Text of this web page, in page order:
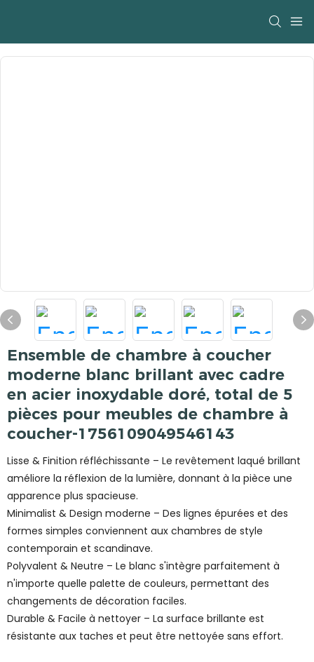
Ensemble de chambre à coucher
moderne blanc brillant avec cadre
en acier inoxydable doré, total de 5
pièces pour meubles de chambre à
coucher-1756109049546143
Lisse & Finition réfléchissante – Le revêtement laqué brillant
améliore la réflexion de la lumière, donnant à la pièce une
apparence plus spacieuse.
Minimalist & Design moderne – Des lignes épurées et des
formes simples conviennent aux chambres de style
contemporain et scandinave.
Polyvalent & Neutre – Le blanc s'intègre parfaitement à
n'importe quelle palette de couleurs, permettant des
changements de décoration faciles.
Durable & Facile à nettoyer – La surface brillante est
résistante aux taches et peut être nettoyée sans effort.